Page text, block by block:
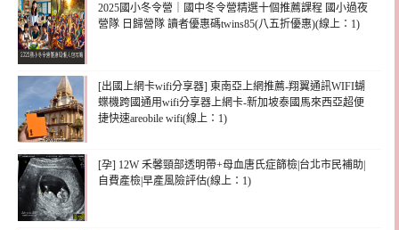
2025國小冬令營｜國中冬令營精選十個推薦課程 國小過夜
營隊 日歸營隊 讀者優惠碼twins85(八五折優惠)(線上：1)
[出國上網卡wifi分享器] 東南亞上網推薦-翔翼通訊WIFI蝴
蝶機跨國通用wifi分享器上網卡-新加坡泰國馬來西亞超便
捷快速areobile wifi(線上：1)
[孕] 12W 禾馨頸部透明帶+母血唐氏症篩檢|台北市民補助|
自費產檢|早產風險評估(線上：1)